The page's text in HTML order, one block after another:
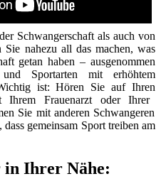
Schwangerschaft als auch von
nahezu all das machen, was
getan haben – ausgenommen
Sportarten mit erhöhtem
ist: Hören Sie auf Ihren
Frauenarzt oder Ihrer
Sie mit anderen Schwangeren
gemeinsam Sport treiben am
Ihrer Nähe: